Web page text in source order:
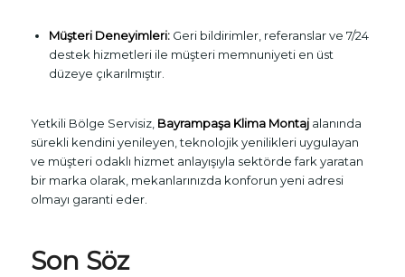
Müşteri Deneyimleri:Geri bildirimler, referanslar ve 7/24
destek hizmetleri ile müşteri memnuniyeti en üst
düzeye çıkarılmıştır.
Yetkili Bölge Servisiz, Bayrampaşa Klima Montajalanında
sürekli kendini yenileyen, teknolojik yenilikleri uygulayan
ve müşteri odaklı hizmet anlayışıyla sektörde fark yaratan
bir marka olarak, mekanlarınızda konforun yeni adresi
olmayı garanti eder.
Son Söz